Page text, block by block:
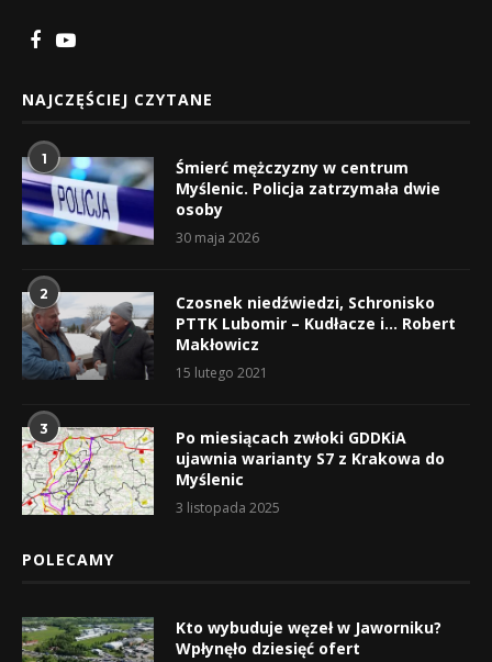
NAJCZĘŚCIEJ CZYTANE
1
Śmierć mężczyzny w centrum
Myślenic. Policja zatrzymała dwie
osoby
30 maja 2026
2
Czosnek niedźwiedzi, Schronisko
PTTK Lubomir – Kudłacze i… Robert
Makłowicz
15 lutego 2021
3
Po miesiącach zwłoki GDDKiA
ujawnia warianty S7 z Krakowa do
Myślenic
3 listopada 2025
POLECAMY
Kto wybuduje węzeł w Jaworniku?
Wpłynęło dziesięć ofert